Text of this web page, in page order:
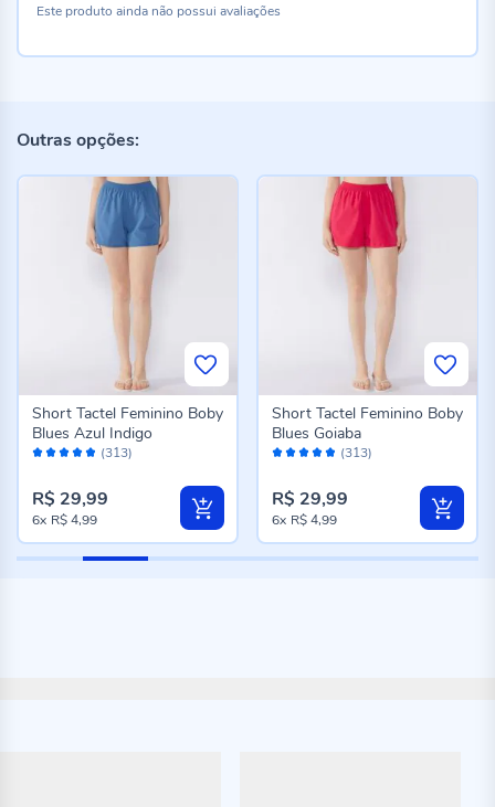
Este produto ainda não possui avaliações
Outras opções:
Avaliação: (313)
Short Tactel Feminino Boby
Blues Azul Indigo
R$ 29,99
6x R$ 4,99
Avaliação: (313)
Short Tactel Feminino Boby
Blues Goiaba
R$ 29,99
6x R$ 4,99